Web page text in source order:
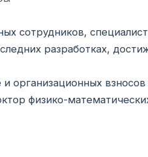
сотрудников,
разработках,
организационных
физико-математических